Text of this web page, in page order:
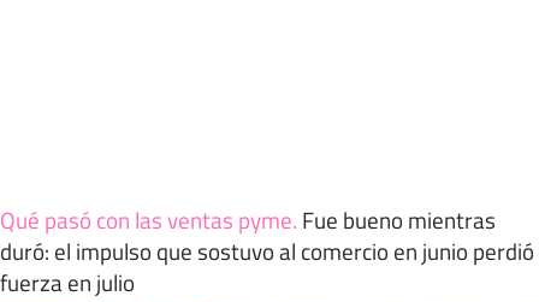
Qué pasó con las ventas pyme. Fue bueno mientras
duró: el impulso que sostuvo al comercio en junio perdió
fuerza en julio